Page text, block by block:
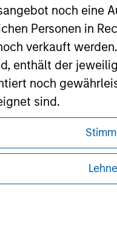
noch eine
Personen in
verkauft
enthält der
noch
sind.
erwähnten
Stanley Careers
akzeptieren, da in
von